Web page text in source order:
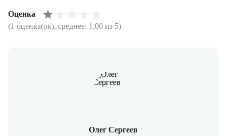
Оценка
(1 оценка(ок), среднее: 1,00 из 5)
Олег Сергеев